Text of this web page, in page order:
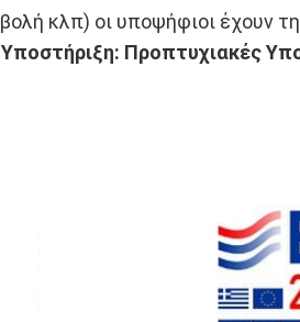
κλπ) οι υποψήφιοι έχουν
Υποστήριξη: Προπτυχιακές